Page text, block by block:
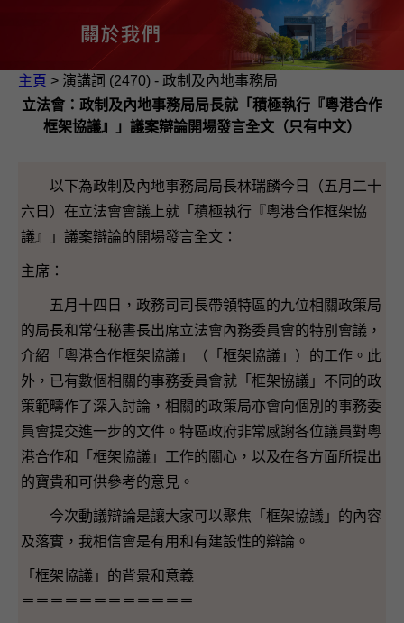
主頁 > 演講詞 (2470) - 政制及內地事務局
立法會：政制及內地事務局局長就「積極執行『粵港合作
框架協議』」議案辯論開場發言全文（只有中文）
以下為政制及內地事務局局長林瑞麟今日（五月二十
六日）在立法會會議上就「積極執行『粵港合作框架協
議』」議案辯論的開場發言全文：
主席：
五月十四日，政務司司長帶領特區的九位相關政策局
的局長和常任秘書長出席立法會內務委員會的特別會議，
介紹「粵港合作框架協議」（「框架協議」）的工作。此
外，已有數個相關的事務委員會就「框架協議」不同的政
策範疇作了深入討論，相關的政策局亦會向個別的事務委
員會提交進一步的文件。特區政府非常感謝各位議員對粵
港合作和「框架協議」工作的關心，以及在各方面所提出
的寶貴和可供參考的意見。
今次動議辯論是讓大家可以聚焦「框架協議」的內容
及落實，我相信會是有用和有建設性的辯論。
「框架協議」的背景和意義
＝＝＝＝＝＝＝＝＝＝＝＝